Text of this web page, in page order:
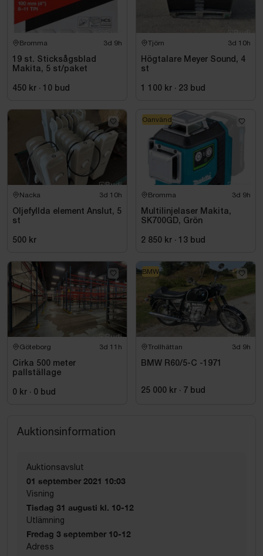
Bromma 3d 9h
19 st. Sticksågsblad
Makita, 5 st/paket
450 kr · 10 bud
Tjörn 3d 10h
Högtalare Meyer Sound, 4
st
1 100 kr · 23 bud
Nacka 3d 10h
Oljefyllda element Anslut, 5
st
500 kr
Bromma 3d 9h
Multilinjelaser Makita,
SK700GD, Grön
2 850 kr · 13 bud
Oanvänd
Göteborg 3d 11h
Cirka 500 meter
pallställage
0 kr · 0 bud
Trollhättan 3d 9h
BMW R60/5-C -1971
25 000 kr · 7 bud
BMW
Auktionsinformation
Auktionsavslut
01 september 2021 10:03
Visning
Tisdag 31 augusti kl. 10-12
Utlämning
Fredag 3 september 10-12
Adress